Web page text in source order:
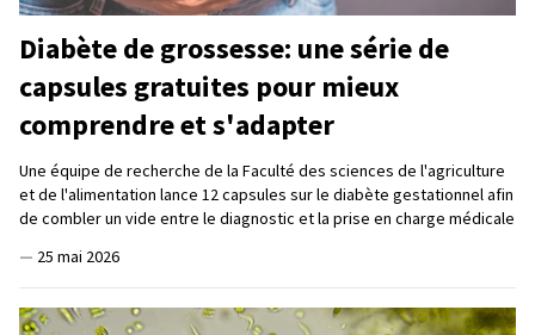
Diabète de grossesse: une série de
capsules gratuites pour mieux
comprendre et s'adapter
Une équipe de recherche de la Faculté des sciences de l'agriculture
et de l'alimentation lance 12 capsules sur le diabète gestationnel afin
de combler un vide entre le diagnostic et la prise en charge médicale
— 25 mai 2026